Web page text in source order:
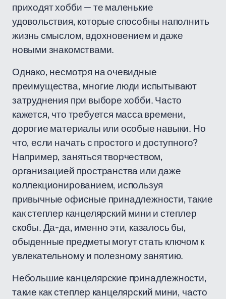
приходят хобби — те маленькие
удовольствия, которые способны наполнить
жизнь смыслом, вдохновением и даже
новыми знакомствами.
Однако, несмотря на очевидные
преимущества, многие люди испытывают
затруднения при выборе хобби. Часто
кажется, что требуется масса времени,
дорогие материалы или особые навыки. Но
что, если начать с простого и доступного?
Например, заняться творчеством,
организацией пространства или даже
коллекционированием, используя
привычные офисные принадлежности, такие
как степлер канцелярский мини и степлер
скобы. Да-да, именно эти, казалось бы,
обыденные предметы могут стать ключом к
увлекательному и полезному занятию.
Небольшие канцелярские принадлежности,
такие как степлер канцелярский мини, часто